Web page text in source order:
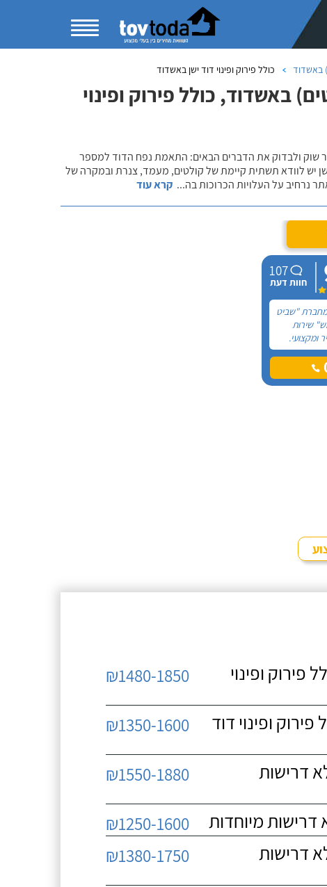
באשדוד כולל פירוק ופינוי דוד ישן באשדוד
באשדוד, כולל פירוק ופינוי
שוק ולבדוק את הדברים הבאים: התאמת נפח הדוד למספר
יש לוודא תשתית קיימת של קולטים, מעמד, צנרת ובמקרה של
נרחיב על העלויות הכרוכות בה... קרא עוד
107
חוות דעת
מחברת "שביט
שירות
ומקצועי.
לא
לי
של
כולל פירוק ופינוי
₪1480-1850
כולל פירוק ופינוי דוד
₪1350-1600
ללא דרישות
₪1550-1880
₪1250-1600
ללא דרישות
₪1380-1750